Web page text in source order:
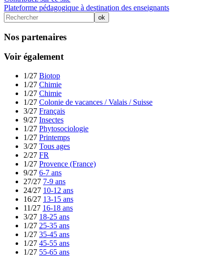
Plateforme pédagogique à destination des enseignants
Nos partenaires
Voir également
1/27 Biotop
1/27 Chimie
1/27 Chimie
1/27 Colonie de vacances / Valais / Suisse
3/27 Français
9/27 Insectes
1/27 Phytosociologie
1/27 Printemps
3/27 Tous ages
2/27 FR
1/27 Provence (France)
9/27 6-7 ans
27/27 7-9 ans
24/27 10-12 ans
16/27 13-15 ans
11/27 16-18 ans
3/27 18-25 ans
1/27 25-35 ans
1/27 35-45 ans
1/27 45-55 ans
1/27 55-65 ans